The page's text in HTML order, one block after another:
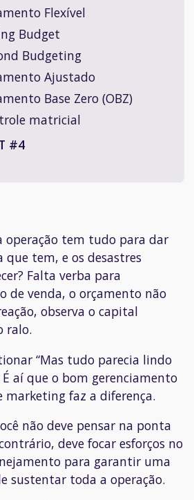
Flexível
Budget
Budgeting
Ajustado
Base Zero (OBZ)
matricial
#4
operação tem tudo para dar
que tem, e os desastres
Falta verba para
de venda, o orçamento não
observa o capital
ralo.
“Mas tudo parecia lindo
aí que o bom gerenciamento
marketing faz a diferença.
não deve pensar na ponta
deve focar esforços no
para garantir uma
sustentar toda a operação.